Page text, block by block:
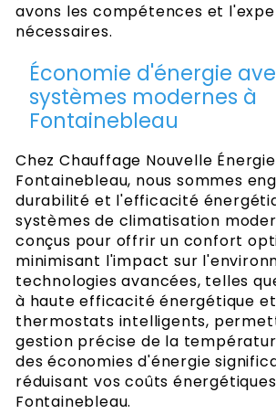
avons les compétences et
nécessaires.
Économie d'énergie
systèmes modernes à
Fontainebleau
Chez Chauffage Nouvelle
Fontainebleau, nous sommes
durabilité et l'efficacité
systèmes de climatisation
conçus pour offrir un confort
minimisant l'impact sur
technologies avancées, telles
à haute efficacité énergétique
thermostats intelligents,
gestion précise de la
des économies d'énergie
réduisant vos coûts
Fontainebleau.